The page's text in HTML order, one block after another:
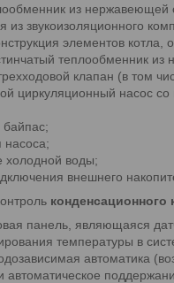
из нержавеющей
из звукоизоляционного
элементов
теплообменник
клапан (в том
циркуляционный насос
байпас;
насоса;
холодной воды;
внешнего
конденсационного
панель, являющаяся
температуры в
автоматика
автоматическое